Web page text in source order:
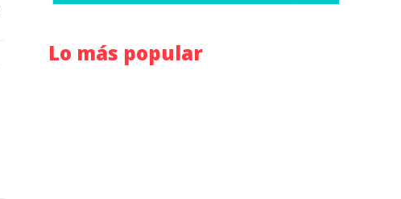
Lo más popular